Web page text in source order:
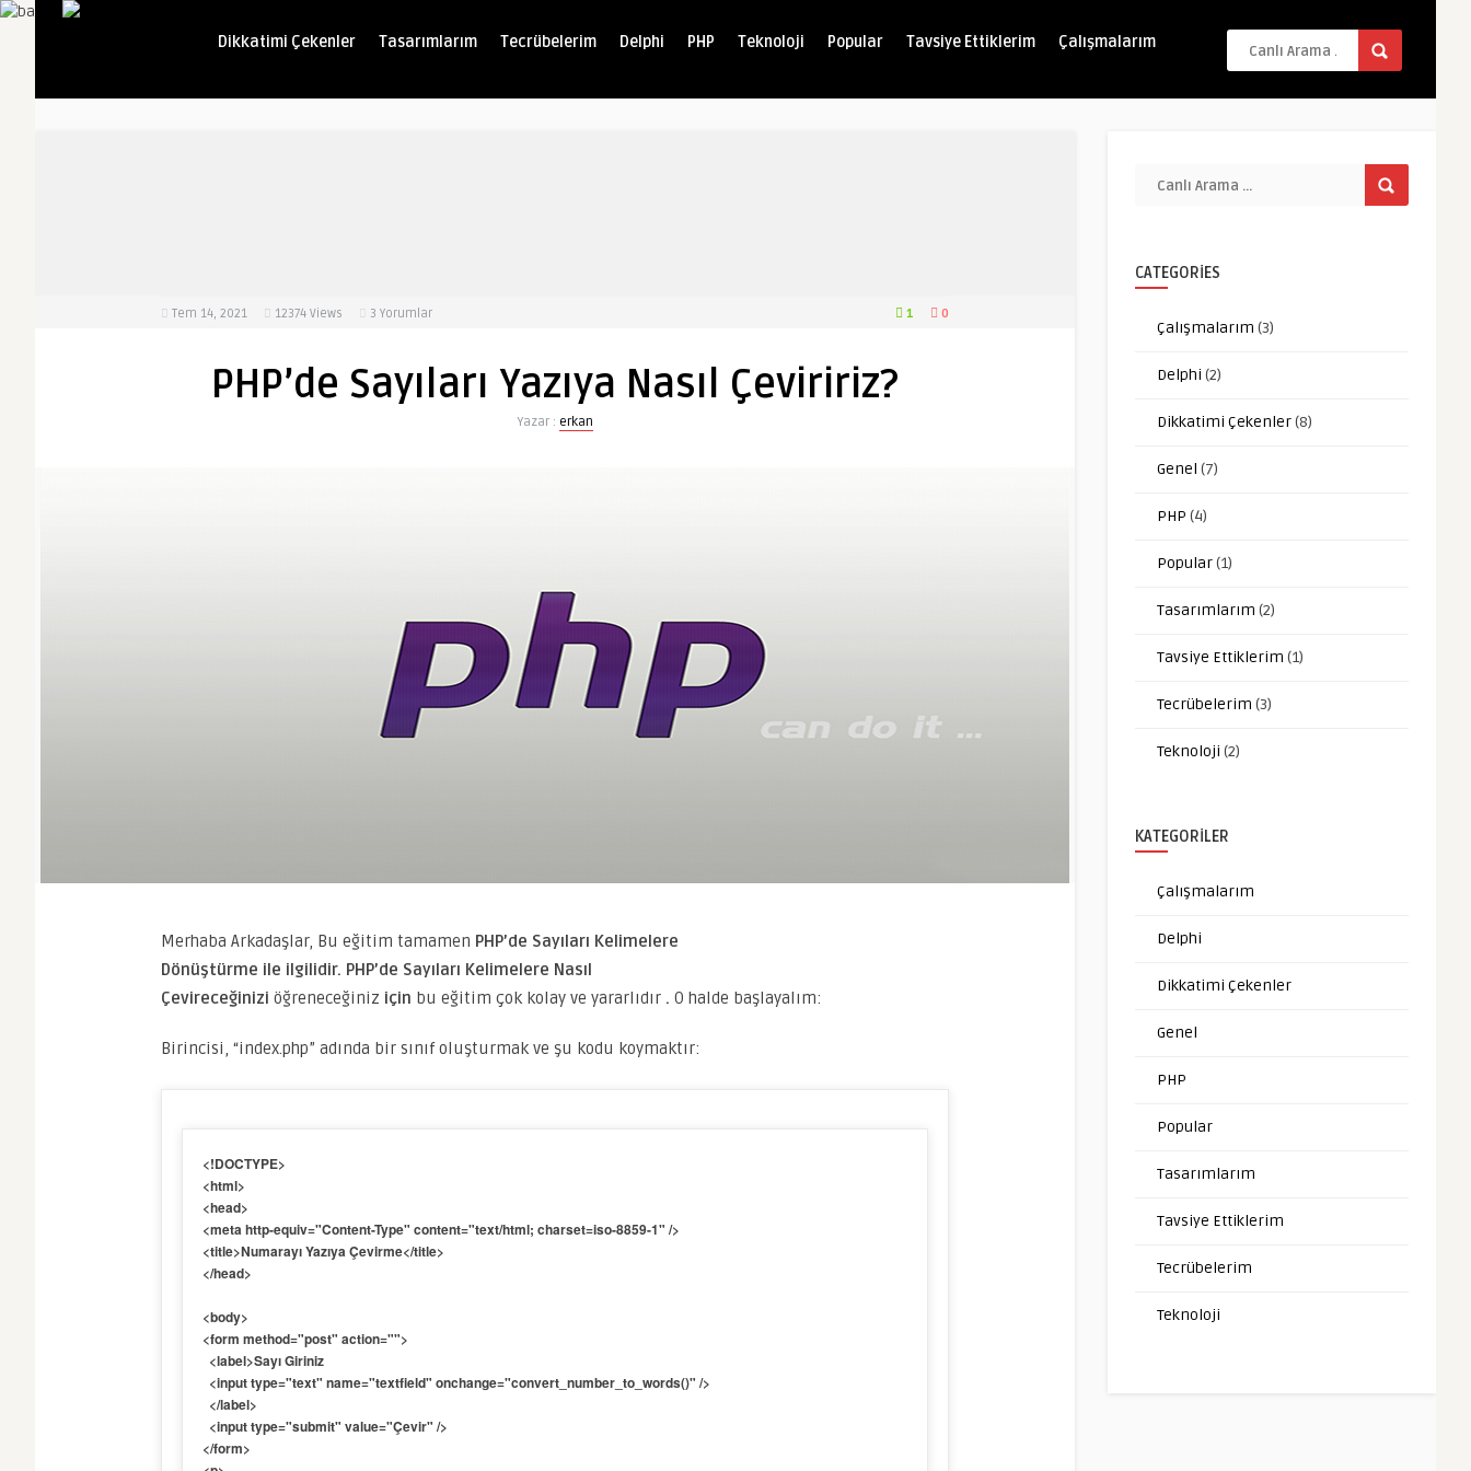
Dikkatimi Çekenler Tasarımlarım Tecrübelerim Delphi PHP Teknoloji Popular Tavsiye Ettiklerim Çalışmalarım
Tem 14, 2021 12374 Views 3 Yorumlar 1 0
PHP’de Sayıları Yazıya Nasıl Çeviririz?
Yazar : erkan
Merhaba Arkadaşlar, Bu eğitim tamamen PHP’de Sayıları Kelimelere
Dönüştürme ile ilgilidir. PHP’de Sayıları Kelimelere Nasıl
Çevireceğinizi öğreneceğiniz için bu eğitim çok kolay ve yararlıdır . O halde başlayalım:
Birincisi, “index.php” adında bir sınıf oluşturmak ve şu kodu koymaktır:
<!DOCTYPE>
<html>
<head>
<meta http-equiv="Content-Type" content="text/html; charset=iso-8859-1" />
<title>Numarayı Yazıya Çevirme</title>
</head>
<body>
<form method="post" action="">
</form>
CATEGORIES
Çalışmalarım (3)
Delphi (2)
Dikkatimi Çekenler(8)
Genel (7)
PHP (4)
Popular(1)
Tasarımlarım (2)
Tavsiye Ettiklerim (1)
Tecrübelerim (3)
Teknoloji (2)
KATEGORILER
Çalışmalarım
Delphi
Dikkatimi Çekenler
Genel
PHP
Popular
Tasarımlarım
Tavsiye Ettiklerim
Tecrübelerim
Teknoloji